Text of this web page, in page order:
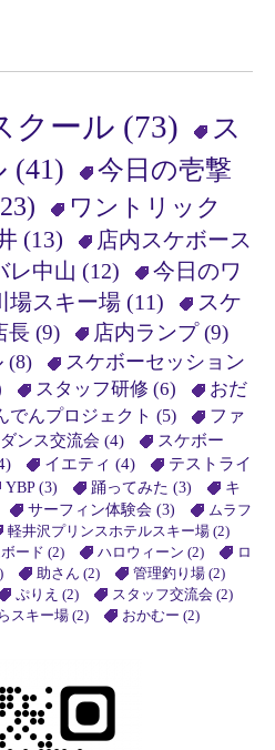
クール (73)
ス
(41)
今日の壱撃
ワントリック
(13)
店内スケボース
レ中山 (12)
今日のワ
場スキー場 (11)
スケ
長 (9) 店内ランプ(9)
(8)
スケボーセッション
スタッフ研修 (6)
おだ
でんプロジェクト (5)
ファ
ダンス交流会 (4)
スケボー
イエティ (4)
テストライ
YBP(3) 踊ってみた (3)
キ
サーフィン体験会 (3)
ムラフ
軽井沢プリンスホテルスキー場 (2)
ード (2) ハロウィーン (2)
ロ
助さん (2) 管理釣り場 (2)
ぷりえ (2) スタッフ交流会 (2)
スキー場 (2) おかむー (2)